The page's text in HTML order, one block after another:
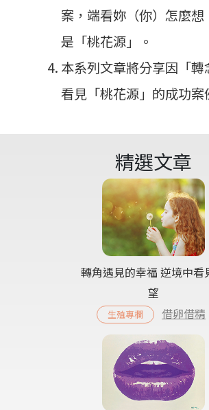
案，端看妳（你）怎麼
是「桃花源」。
本系列文章將分享因「
看見「桃花源」的成功案
精選文章
轉角遇見的幸福 逆境中看
望
生殖專欄 借卵借精